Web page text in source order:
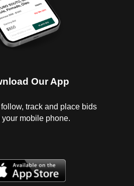
Our App
track and place bids
your mobile phone.